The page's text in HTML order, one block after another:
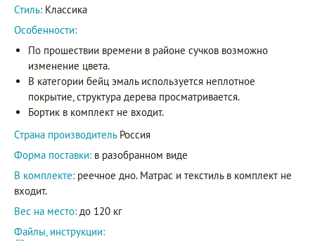
Стиль: Классика
Особенности:
По прошествии времени в районе сучков возможно
изменение цвета.
В категории бейц эмаль используется неплотное
покрытие, структура дерева просматривается.
Бортик в комплект не входит.
Страна производитель Россия
Форма поставки: в разобранном виде
В комплекте: реечное дно. Матрас и текстиль в комплект не
входит.
Вес на место: до 120 кг
Файлы, инструкции: